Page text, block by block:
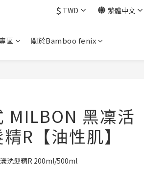
$ TWD 繁體中文
區 關於Bamboo fenix
MILBON 黑凜活
R【油性肌】
洗髮精R 200ml/500ml